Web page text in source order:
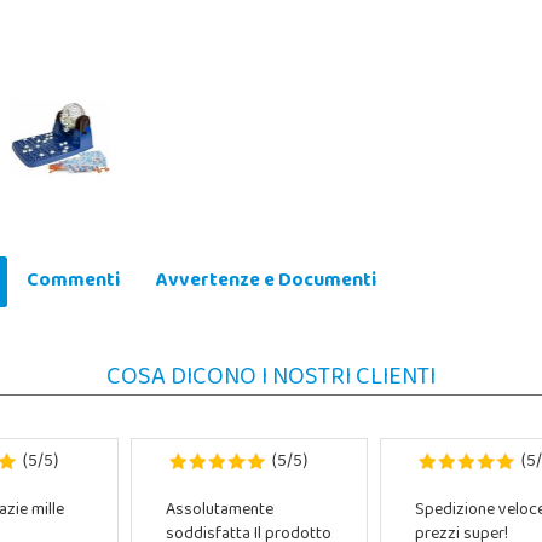
Commenti Avvertenze e Documenti
COSA DICONO I NOSTRI CLIENTI
(5/5)
mille
(5/5)
Assolutamente
(5/
Spedizione